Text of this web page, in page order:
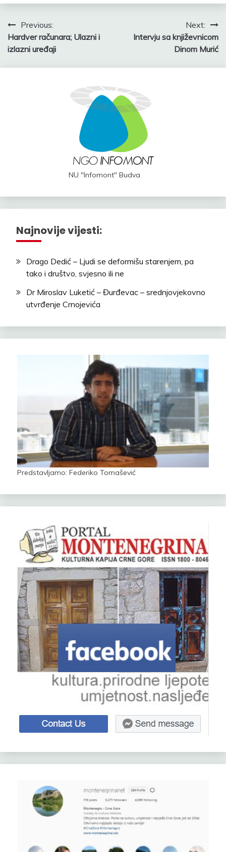
Post
navigation
Previous:
Hardver računara; Ulazni i
izlazni uređaji
Next:
Intervju sa književnicom
Dinom Murić
NU "Infomont" Budva
Najnovije vijesti:
Drago Dedić – Ljudi se deformišu starenjem, pa
tako i društvo, svjesno ili ne
Dr Miroslav Luketić – Đurđevac – srednjovjekovno
utvrđenje Crnojevića
Predstavljamo: Federiko Tomašević